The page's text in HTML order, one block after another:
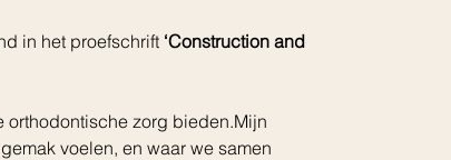
in het proefschrift ‘Construction and
orthodontische zorg bieden.Mijn
voelen, en waar we samen